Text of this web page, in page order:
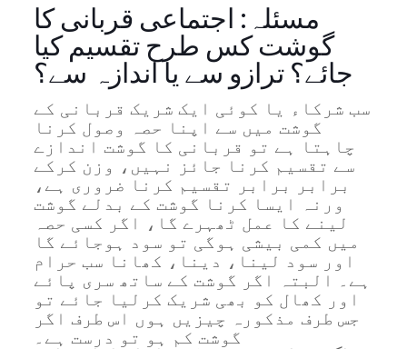
مسئلہ: اجتماعی قربانی کا
گوشت کس طرح تقسیم کیا
جائے؟ ترازو سے یا اندازہ سے؟
سب شرکاء یا کوئی ایک شریک قربانی کے
گوشت میں سے اپنا حصہ وصول کرنا
چاہتا ہے تو قربانی کا گوشت اندازے
سے تقسیم کرنا جائز نہیں، وزن کرکے
برابر برابر تقسیم کرنا ضروری ہے،
ورنہ ایسا کرنا گوشت کے بدلے گوشت
لینے کا عمل ٹھہرے گا، اگر کسی حصہ
میں کمی بیشی ہوگی تو سود ہوجائے گا
اور سود لینا، دینا، کھانا سب حرام
ہے۔ البتہ اگر گوشت کے ساتھ سری پائے
اور کھال کو بھی شریک کرلیا جائے تو
جس طرف مذکورہ چیزیں ہوں اس طرف اگر
گوشت کم ہو تو درست ہے۔